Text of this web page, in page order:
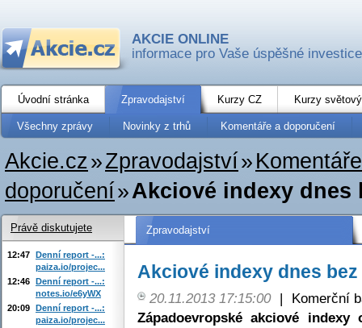
AKCIE ONLINE
informace pro Vaše úspěšné investice
Úvodní stránka Zpravodajství Kurzy CZ Kurzy
Všechny zprávy Novinky z trhů Komentáře a doporučení
Akcie.cz»Zpravodajství»
doporučení»Akciové indexy dnes
Zpravodajství
Akciové indexy dnes
20.11.2013 17:15:00 |
Komerční
Západoevropské akciové indexy
Právě diskutujete
12:47 Denní report -...:
paiza.io/projec...
12:46 Denní report -...:
notes.io/e6yWX
20:09 Denní report -...:
paiza.io/projec...